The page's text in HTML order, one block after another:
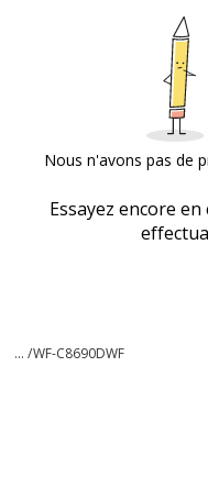
Nous n'avons pas de
Essayez encore
... /WF-C8690DWF